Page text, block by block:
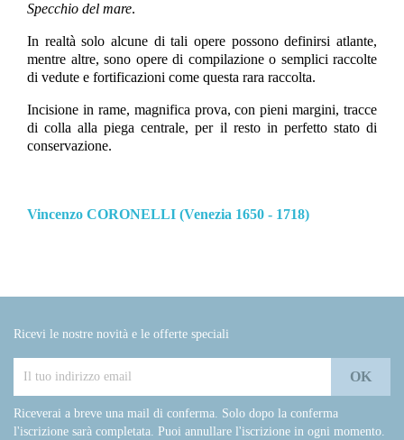
Specchio del mare.
In realtà solo alcune di tali opere possono definirsi atlante,
mentre altre, sono opere di compilazione o semplici raccolte
di vedute e fortificazioni come questa rara raccolta.
Incisione in rame, magnifica prova, con pieni margini, tracce
di colla alla piega centrale, per il resto in perfetto stato di
conservazione.
Vincenzo CORONELLI (Venezia 1650 - 1718)
Ricevi le nostre novità e le offerte speciali
Riceverai a breve una mail di conferma. Solo dopo la conferma
l'iscrizione sarà completata. Puoi annullare l'iscrizione in ogni momento.